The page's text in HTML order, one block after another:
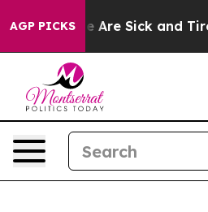
AGP PICKS
“People Are Sick and Tired